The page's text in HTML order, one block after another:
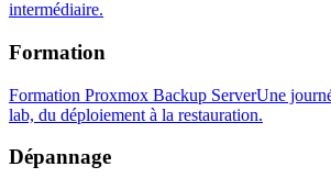
intermédiaire.
Formation
Formation Proxmox Backup ServerUne
lab, du déploiement à la restauration.
Dépannage